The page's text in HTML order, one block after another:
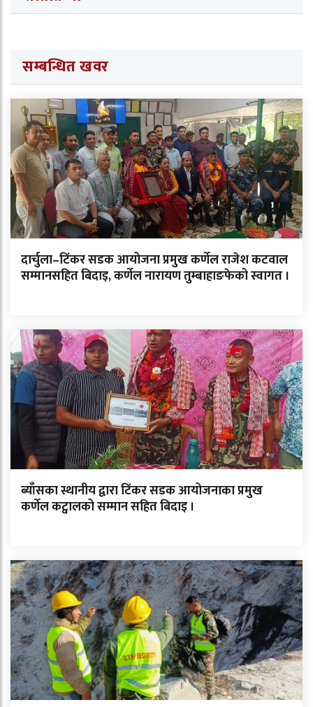
सम्बन्धित खवर
दार्चुला–टिंकर सडक आयोजना प्रमुख कर्णेल राजेश कटवाल
सम्मानसहित बिदाइ, कर्णेल नारायण तुम्बाहाङफेको स्वागत ।
ब्याँसका स्थानीय द्वारा टिंकर सडक आयोजनाका प्रमुख
कर्णेल कट्वालको सम्मान सहित बिदाइ ।